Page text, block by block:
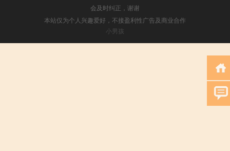
会及时纠正，谢谢
本站仅为个人兴趣爱好，不接盈利性广告及商业合作
小男孩